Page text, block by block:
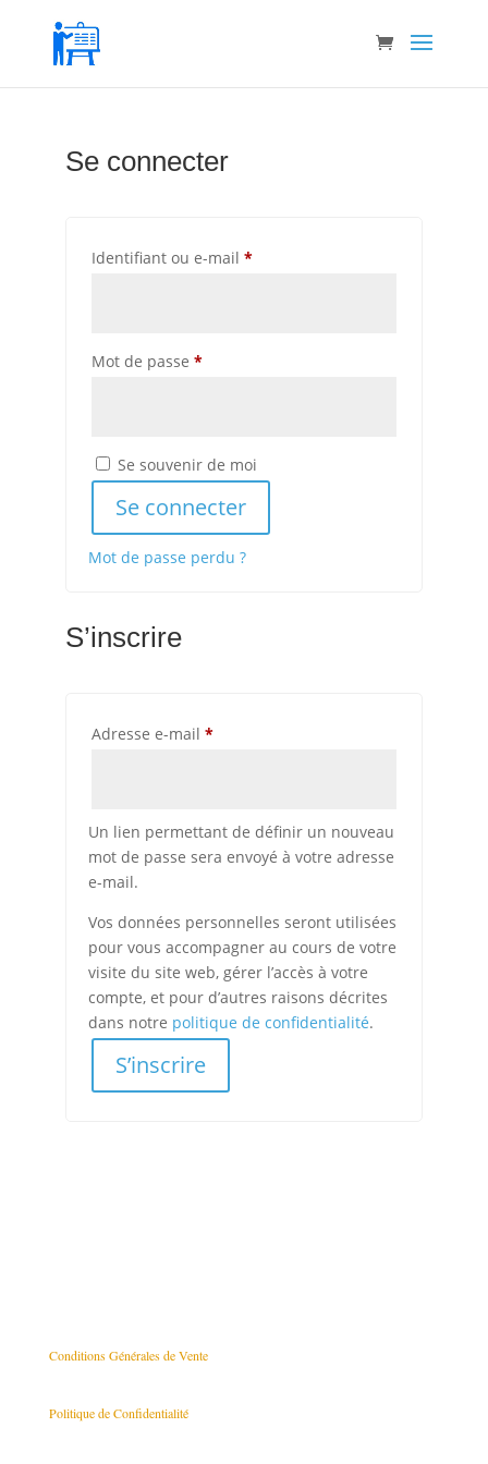
Se connecter
Identifiant ou e-mail *Obligatoire
Mot de passe *Obligatoire
Se souvenir de moi
Se connecter
Mot de passe perdu ?
S’inscrire
Adresse e-mail *Obligatoire
Un lien permettant de définir un nouveau
mot de passe sera envoyé à votre adresse
e-mail.
Vos données personnelles seront utilisées
pour vous accompagner au cours de votre
visite du site web, gérer l’accès à votre
compte, et pour d’autres raisons décrites
dans notre politique de confidentialité.
S’inscrire
Conditions Générales de Vente
Politique de Confidentialité